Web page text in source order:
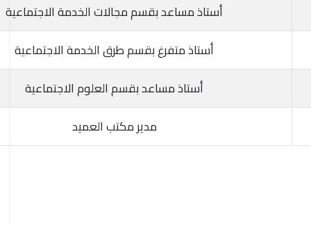
أستاذ مساعد بقسم مجالات الخدمة الاجتماعية
أستاذ متفرغ بقسم طرق الخدمة الاجتماعية
أستاذ مساعد بقسم العلوم الاجتماعية
مدير مكتب العميد